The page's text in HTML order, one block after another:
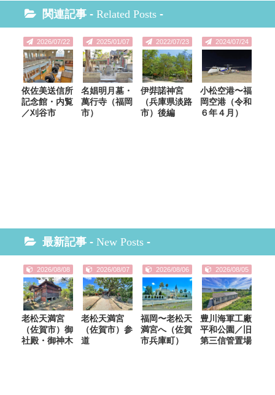
関連記事 - Related Posts -
2026/07/22
依佐美送信所
記念館・内覧
／刈谷市
2025/01/07
名娼明月墓・
萬行寺（福岡
市）
2022/07/23
伊弉諾神宮
（兵庫県淡路
市）後編
2024/07/24
小松空港〜福
岡空港（令和
６年４月）
最新記事 - New Posts -
2026/08/08
老松天満宮
（佐賀市）御
社殿・御神木
2026/08/07
老松天満宮
（佐賀市）参
道
2026/08/06
福岡〜老松天
満宮へ（佐賀
市兵庫町）
2026/08/05
豊川海軍工廠
平和公園／旧
第三信管置場